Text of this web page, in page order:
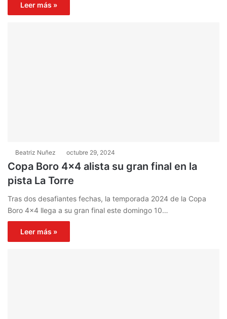
Leer más »
Beatriz Nuñez octubre 29, 2024
Copa Boro 4×4 alista su gran final en la
pista La Torre
Tras dos desafiantes fechas, la temporada 2024 de la Copa
Boro 4×4 llega a su gran final este domingo 10…
Leer más »